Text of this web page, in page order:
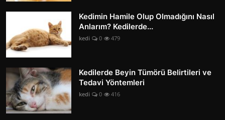
Kedimin Hamile Olup Olmadığını Nasıl
Anlarım? Kedilerde...
kedi 0 479
Kedilerde Beyin Tümörü Belirtileri ve
Tedavi Yöntemleri
kedi 0 416